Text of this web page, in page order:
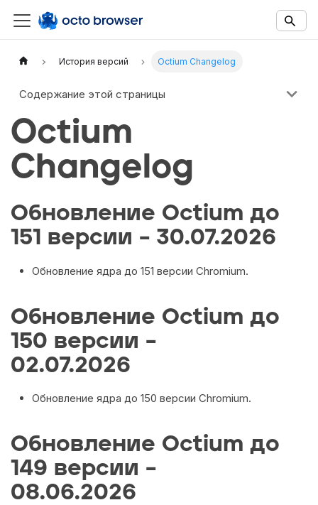
Documentation Index
Fetch the complete documentation index at:https://
Use this file to discover all available documentation pages
История версий Octium Changelog
Содержание этой страницы
Octium
Changelog
Обновление Octium до
151 версии – 30.07.2026
Обновление ядра до 151 версии Chromium.
Обновление Octium до
150 версии –
02.07.2026
Обновление ядра до 150 версии Chromium.
Обновление Octium до
149 версии –
08.06.2026